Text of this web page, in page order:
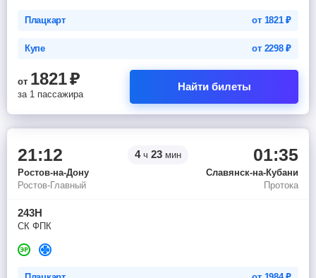
Плацкарт от 1821₽
Купе от 2298₽
от 1821₽
за 1 пассажира
Найти билеты
21:12 4ч 23 мин 01:35
Ростов-на-Дону
Славянск-на-Кубани
Ростов-Главный
Протока
243Н
СК ФПК